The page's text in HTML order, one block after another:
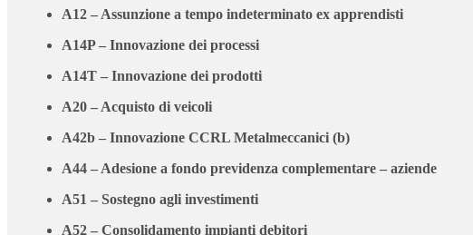
A12 – Assunzione a tempo indeterminato ex apprendisti
A14P – Innovazione dei processi
A14T – Innovazione dei prodotti
A20 – Acquisto di veicoli
A42b – Innovazione CCRL Metalmeccanici (b)
A44 – Adesione a fondo previdenza complementare – aziende
A51 – Sostegno agli investimenti
A52 – Consolidamento impianti debitori